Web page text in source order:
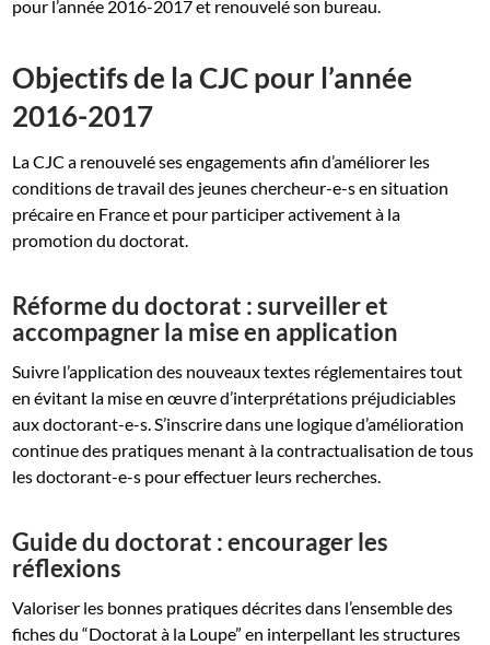
pour l’année 2016-2017 et renouvelé son bureau.
Objectifs de la CJC pour l’année
2016-2017
La CJC a renouvelé ses engagements afin d’améliorer les
conditions de travail des jeunes chercheur-e-s en situation
précaire en France et pour participer activement à la
promotion du doctorat.
Réforme du doctorat : surveiller et
accompagner la mise en application
Suivre l’application des nouveaux textes réglementaires tout
en évitant la mise en œuvre d’interprétations préjudiciables
aux doctorant-e-s. S’inscrire dans une logique d’amélioration
continue des pratiques menant à la contractualisation de tous
les doctorant-e-s pour effectuer leurs recherches.
Guide du doctorat : encourager les
réflexions
Valoriser les bonnes pratiques décrites dans l’ensemble des
fiches du “Doctorat à la Loupe” en interpellant les structures